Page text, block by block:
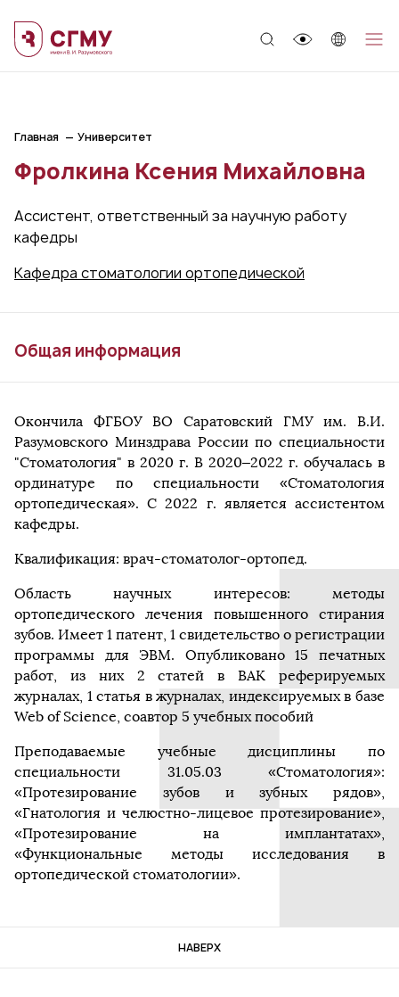
Главная Университет
Фролкина Ксения Михайловна
Ассистент, ответственный за научную работу
кафедры
Кафедра стоматологии ортопедической
Общая информация
Окончила ФГБОУ ВО Саратовский ГМУ им. В.И.
Разумовского Минздрава России по специальности
"Стоматология" в 2020 г. В 2020–2022 г. обучалась в
ординатуре по специальности «Стоматология
ортопедическая». С 2022 г. является ассистентом
кафедры.
Квалификация: врач-стоматолог-ортопед.
Область научных интересов: методы
ортопедического лечения повышенного стирания
зубов. Имеет 1 патент, 1 свидетельство о регистрации
программы для ЭВМ. Опубликовано 15 печатных
работ, из них 2 статей в ВАК реферируемых
журналах, 1 статья в журналах, индексируемых в базе
Web of Science, соавтор 5 учебных пособий
Преподаваемые учебные дисциплины по
специальности 31.05.03 «Стоматология»:
«Протезирование зубов и зубных рядов»,
«Гнатология и челюстно-лицевое протезирование»,
«Протезирование на имплантатах»,
«Функциональные методы исследования в
ортопедической стоматологии».
НАВЕРХ